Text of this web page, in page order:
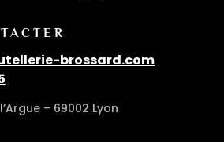
brossard.com
– 69002 Lyon